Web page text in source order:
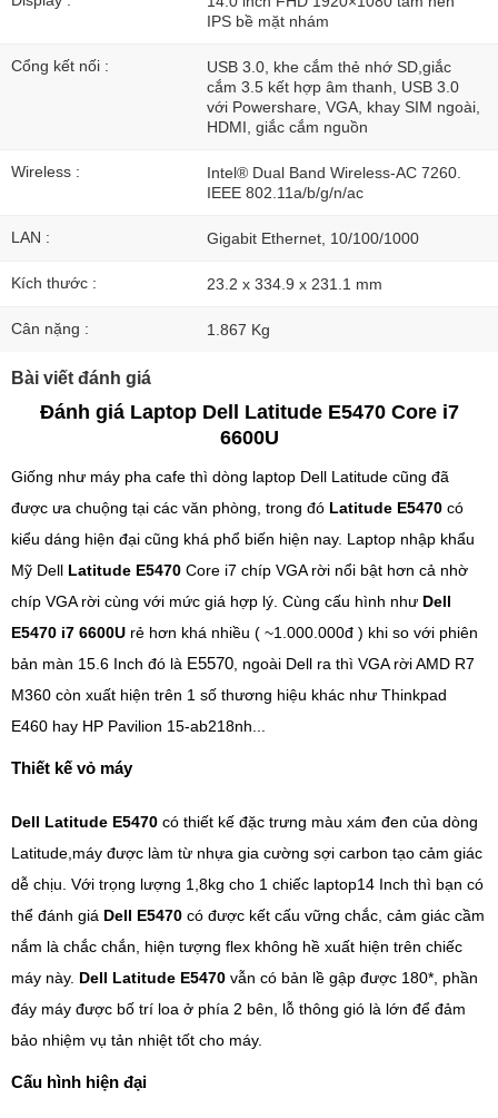
IPS bề mặt nhám
Cổng kết nối :
USB 3.0, khe cắm thẻ nhớ SD,giắc
cắm 3.5 kết hợp âm thanh, USB 3.0
với Powershare, VGA, khay SIM ngoài,
HDMI, giắc cắm nguồn
Wireless :
Intel® Dual Band Wireless-AC 7260.
IEEE 802.11a/b/g/n/ac
LAN : Gigabit Ethernet, 10/100/1000
Kích thước : 23.2 x 334.9 x 231.1 mm
Cân nặng : 1.867 Kg
Bài viết đánh giá
Đánh giá Laptop Dell Latitude E5470 Core i7
6600U
Giống như máy pha cafe thì dòng laptop Dell Latitude cũng đã
được ưa chuộng tại các văn phòng, trong đó Latitude E5470 có
kiểu dáng hiện đại cũng khá phổ biến hiện nay. Laptop nhập khẩu
Mỹ Dell Latitude E5470 Core i7 chíp VGA rời nổi bật hơn cả nhờ
chíp VGA rời cùng với mức giá hợp lý. Cùng cấu hình như Dell
E5470 i7 6600U rẻ hơn khá nhiều ( ~1.000.000đ ) khi so với phiên
bản màn 15.6 Inch đó là E5570, ngoài Dell ra thì VGA rời AMD R7
M360 còn xuất hiện trên 1 số thương hiệu khác như Thinkpad
E460 hay HP Pavilion 15-ab218nh...
Thiết kế vỏ máy
Dell Latitude E5470 có thiết kế đặc trưng màu xám đen của dòng
Latitude,máy được làm từ nhựa gia cường sợi carbon tạo cảm giác
dễ chịu. Với trọng lượng 1,8kg cho 1 chiếc laptop14 Inch thì bạn có
thể đánh giá Dell E5470 có được kết cấu vững chắc, cảm giác cầm
nắm là chắc chắn, hiện tượng flex không hề xuất hiện trên chiếc
máy này. Dell Latitude E5470 vẫn có bản lề gập được 180*, phần
đáy máy được bố trí loa ở phía 2 bên, lỗ thông gió là lớn để đảm
bảo nhiệm vụ tản nhiệt tốt cho máy.
Cấu hình hiện đại